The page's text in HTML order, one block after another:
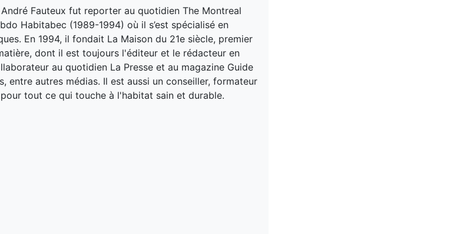
Fauteux fut reporter au quotidien The Montreal
Habitabec (1989-1994) où il s’est spécialisé en
En 1994, il fondait La Maison du 21e siècle, premier
dont il est toujours l'éditeur et le rédacteur en
au quotidien La Presse et au magazine Guide
entre autres médias. Il est aussi un conseiller, formateur
tout ce qui touche à l'habitat sain et durable.